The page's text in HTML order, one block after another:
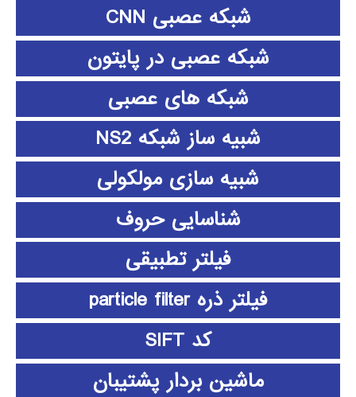
شبکه عصبی CNN
شبکه عصبی در پایتون
شبکه های عصبی
شبیه ساز شبکه NS2
شبیه سازی مولکولی
شناسایی حروف
فیلتر تطبیقی
فیلتر ذره particle filter
کد SIFT
ماشین بردار پشتیبان